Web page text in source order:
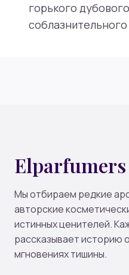
горького
Elparfumers
Мы отбираем редкие
авторские
истинных ценителей.
рассказывает историю
мгновениях тишины.